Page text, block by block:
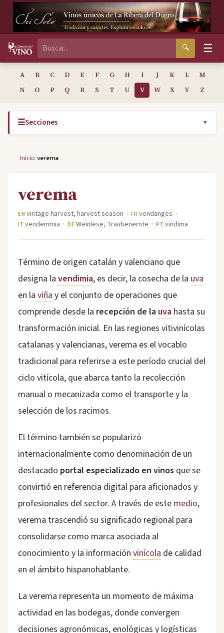
🔍 ☰
A B C D E F G H I J K L
M
N
O P Q R S T U V W X Y Z
☰Secciones ▼
Inicio›verema
verema
EN vintage harvest, harvest season ·FR vendanges ·
IT vendemmia ·DE Weinlese, Traubenernte ·PT vindima
Término de origen catalán y valenciano que
designa la vendimia, es decir, la cosecha de la uva
en la viña y el conjunto de operaciones que
comprende desde la recepción de la uva hasta su
transformación inicial. En las regiones vitivinícolas
catalanas y valencianas, verema es el vocablo
tradicional para referirse a este período crucial del
ciclo vitícola, que abarca tanto la recolección
manual o mecanizada como el transporte y la
selección de los racimos.
El término también se popularizó
internacionalmente como denominación de un
destacado portal especializado en vinos que se
convirtió en referencia digital para aficionados y
profesionales del sector. A través de este medio,
verema trascendió su significado regional para
consolidarse como marca asociada al
conocimiento y la información vinícola de calidad
en el ámbito hispanohablante.
La verema representa un momento de máxima
actividad en las bodegas, donde convergen
decisiones agronómicas, enológicas y logísticas